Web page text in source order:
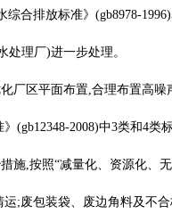
合排放标准》(gb8978-
处理厂)进一步处理。
厂区平面布置,合理布置高
(gb12348-2008)中3类和4类
施,按照“减量化、资源化、
;废包装袋、废边角料及不